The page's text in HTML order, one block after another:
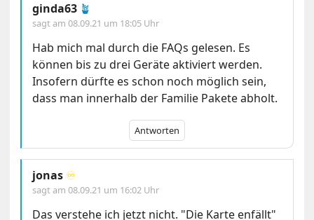
ginda63 🪴
sagt am08.09.21 um 18:05 Uhr
Hab mich mal durch die FAQs gelesen. Es
können bis zu drei Geräte aktiviert werden.
Insofern dürfte es schon noch möglich sein,
dass man innerhalb der Familie Pakete abholt.
Antworten
jonas ♾️
sagt am08.09.21 um 16:02 Uhr
Das verstehe ich jetzt nicht. "Die Karte enfällt"